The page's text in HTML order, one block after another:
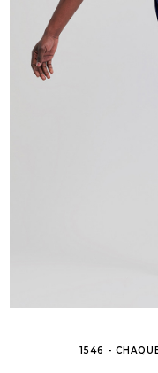
1546 -